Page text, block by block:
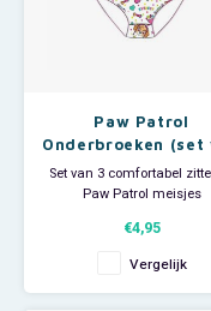
Paw Patrol
Onderbroeken (set
3) - Maat 122/
Set van 3 comfortabel
Paw Patrol meisjes
De meisjes slips zijn
3 stuks zoals getoond op
foto. Materiaal: 100%
Leverbaar in de maten:
€4,95
Vergelijk